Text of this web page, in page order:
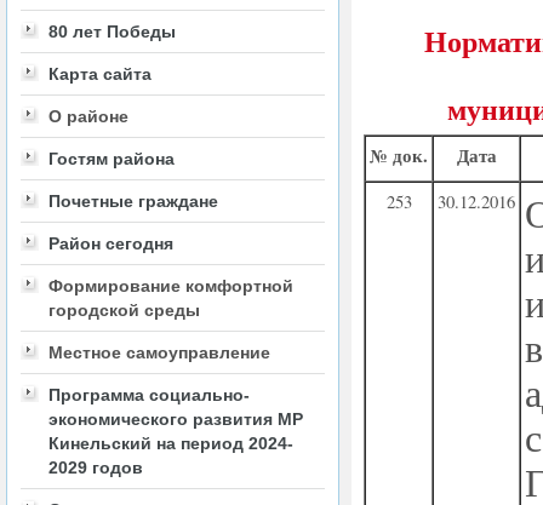
80 лет Победы
Карта сайта
О районе
Гостям района
Почетные граждане
Район сегодня
Формирование комфортной
городской среды
Местное самоуправление
Программа социально-
экономического развития МР
Кинельский на период 2024-
2029 годов
№ док. Дата
253 30.12.2016